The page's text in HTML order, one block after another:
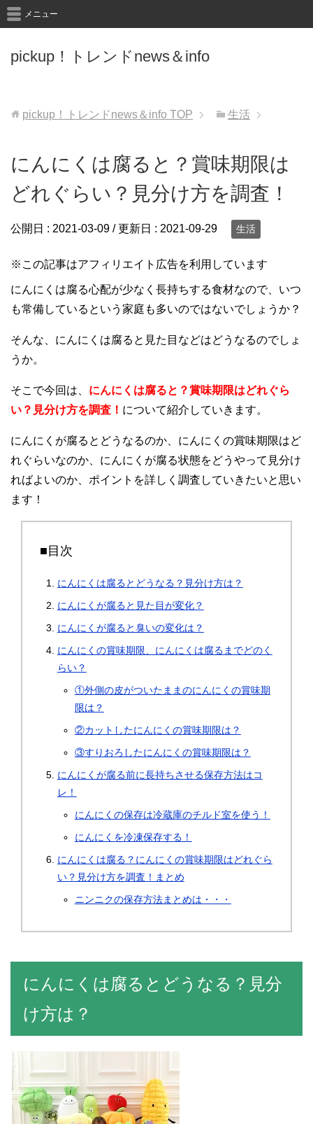
pickup！トレンドnews＆info
メニュー
pickup！トレンドnews＆info TOP 生活
にんにくは腐ると？賞味期限は
どれぐらい？見分け方を調査！
公開日 : 2021-03-09 / 更新日 : 2021-09-29 生活
※この記事はアフィリエイト広告を利用しています
にんにくは腐る心配が少なく長持ちする食材なので、いつ
も常備しているという家庭も多いのではないでしょうか？
そんな、にんにくは腐ると見た目などはどうなるのでしょ
うか。
そこで今回は、 にんにくは腐ると？賞味期限はどれぐら
い？見分け方を調査！ について紹介していきます。
にんにくが腐るとどうなるのか、にんにくの賞味期限はど
れぐらいなのか、にんにくが腐る状態をどうやって見分け
ればよいのか、ポイントを詳しく調査していきたいと思い
ます！
■目次
にんにくは腐るとどうなる？見分け方は？
にんにくが腐ると見た目が変化？
にんにくが腐ると臭いの変化は？
にんにくの賞味期限、にんにくは腐るまでどのく
らい？
①外側の皮がついたままのにんにくの賞味期
限は？
②カットしたにんにくの賞味期限は？
③すりおろしたにんにくの賞味期限は？
にんにくが腐る前に長持ちさせる保存方法はコ
レ！
にんにくの保存は冷蔵庫のチルド室を使う！
にんにくを冷凍保存する！
にんにくは腐る？にんにくの賞味期限はどれぐら
い？見分け方を調査！まとめ
ニンニクの保存方法まとめは・・・
にんにくは腐るとどうなる？見分
け方は？